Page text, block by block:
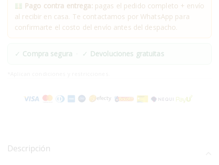
Pago contra entrega: pagas el pedido completo + envío
al recibir en casa. Te contactamos por WhatsApp para
confirmarte el costo del envío antes del despacho.
✓ Compra segura · ✓ Devoluciones gratuitas
Descripción